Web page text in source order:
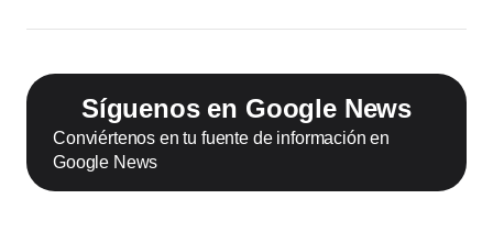
Síguenos en Google News
Conviértenos en tu fuente de información en
Google News